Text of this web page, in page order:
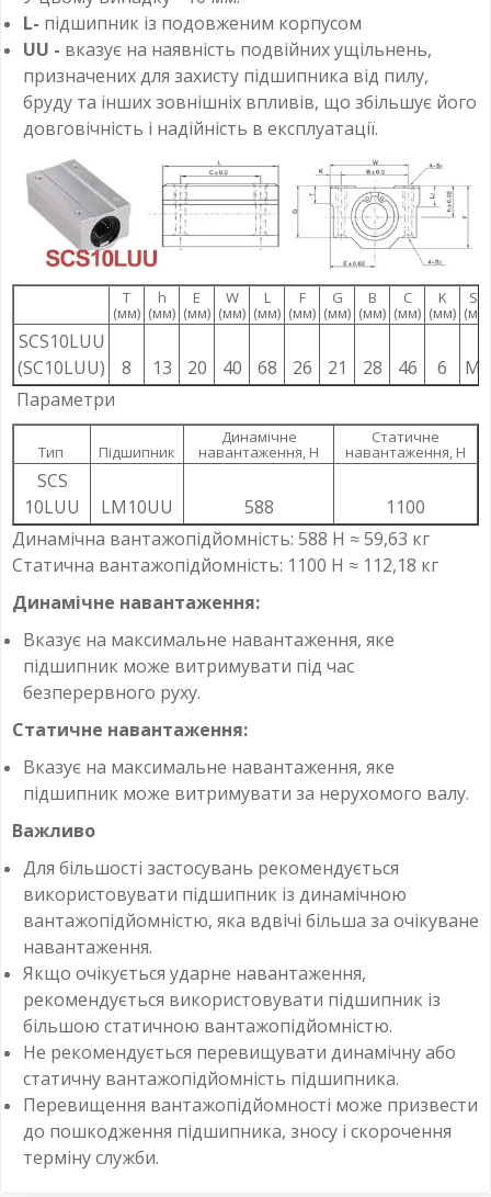
L- підшипник із подовженим корпусом
UU - вказує на наявність подвійних ущільнень,
призначених для захисту підшипника від пилу,
бруду та інших зовнішніх впливів, що збільшує його
довговічність і надійність в експлуатації.
T
(мм)
h
(мм)
E
(мм)
W
(мм)
L
(мм)
F
(мм)
G
(мм)
B
(мм)
C
(мм)
K
(мм)
S1
(мм)
SCS10LUU
(SC10LUU)
8 13 20 40 68 26 21 28 46 6
M5
Параметри
Тип Підшипник
Динамічне
навантаження, Н
Статичне
навантаження, Н
SCS
10LUU
LM10UU 588
1100
Динамічна вантажопідйомність: 588 Н ≈ 59,63 кг
Статична вантажопідйомність: 1100 Н ≈ 112,18 кг
Динамічне навантаження:
Вказує на максимальне навантаження, яке
підшипник може витримувати під час
безперервного руху.
Статичне навантаження:
Вказує на максимальне навантаження, яке
підшипник може витримувати за нерухомого валу.
Важливо
Для більшості застосувань рекомендується
використовувати підшипник із динамічною
вантажопідйомністю, яка вдвічі більша за очікуване
навантаження.
Якщо очікується ударне навантаження,
рекомендується використовувати підшипник із
більшою статичною вантажопідйомністю.
Не рекомендується перевищувати динамічну або
статичну вантажопідйомність підшипника.
Перевищення вантажопідйомності може призвести
до пошкодження підшипника, зносу і скорочення
терміну служби.